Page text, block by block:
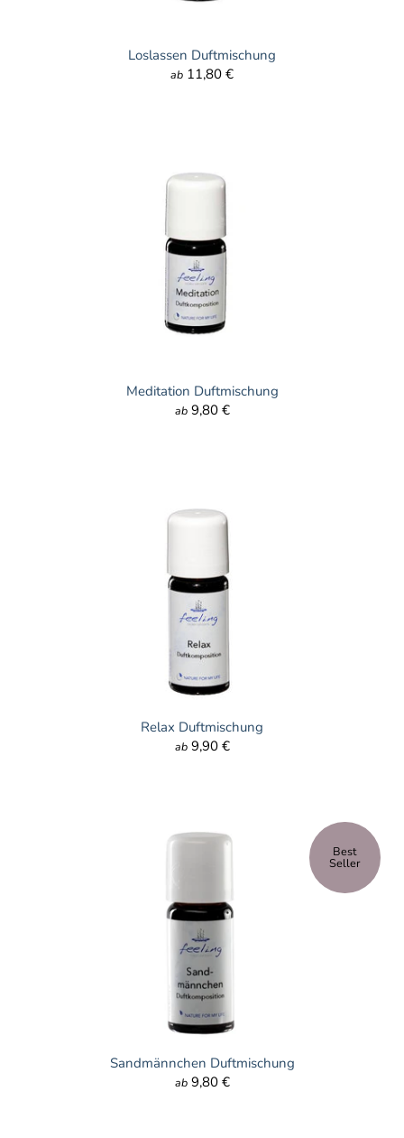
Loslassen Duftmischung
ab 11,80 €
Meditation Duftmischung
ab 9,80 €
Relax Duftmischung
ab 9,90 €
Best
Seller
Sandmännchen Duftmischung
ab 9,80 €